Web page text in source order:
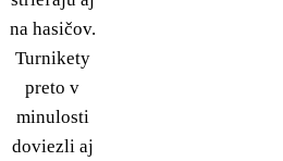
na hasičov.
Turnikety
preto v
minulosti
doviezli aj